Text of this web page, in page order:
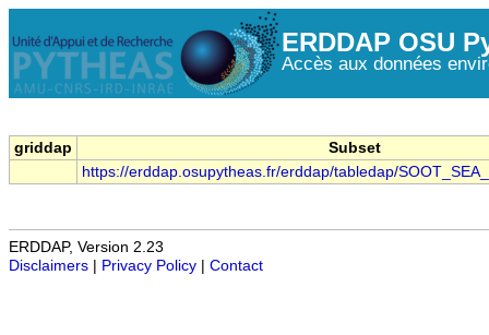
ERDDAP OSU
Accès aux données
griddap
Subset
https://erddap.osupytheas.fr/erddap/tabledap/
ERDDAP, Version 2.23
Disclaimers | Privacy Policy | Contact